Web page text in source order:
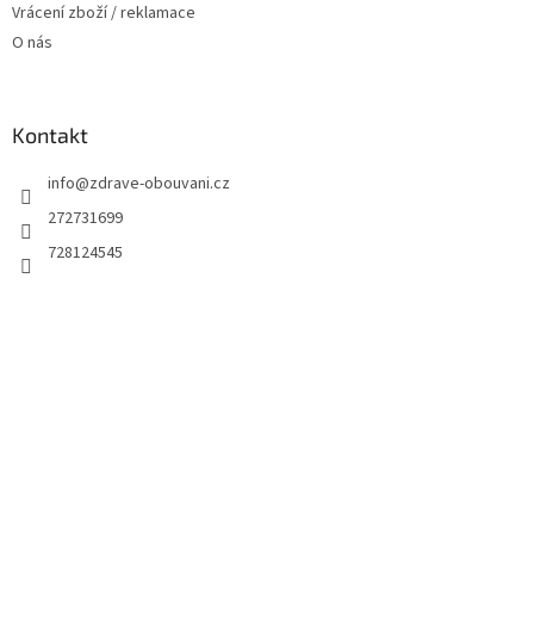
Vrácení zboží / reklamace
O nás
Kontakt
info@zdrave-obouvani.cz
272731699
728124545